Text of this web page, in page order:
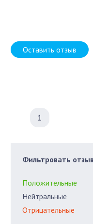
Оставить отзыв
1
Фильтровать
Положительные
Нейтральные
Отрицательные